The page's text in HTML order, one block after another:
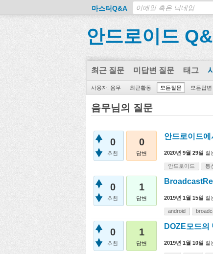
마스터Q&A
안드로이드
최근 질문 미답변 질문 태그
사용자: 음무 최근활동 모든질문 모든답변
음무님의 질문
0
추천
0
답변
안드로이드에
2020년 9월 29일 질
안드로이드 통
0
추천
1
답변 2019년 1월 15일 질
android
0
추천
1
답변
DOZE모드의
2019년 1월 10일 질